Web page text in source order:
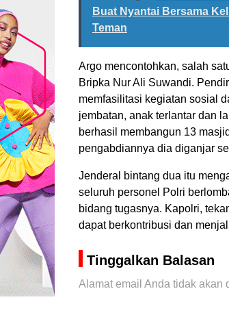
Buat Nyantai Bersama
Teman
Argo mencontohkan, salah
Bripka Nur Ali Suwandi.
memfasilitasi kegiatan sosial
jembatan, anak terlantar dan
berhasil membangun 13
pengabdiannya dia diganjar
Jenderal bintang dua itu
seluruh personel Polri
bidang tugasnya. Kapolri,
dapat berkontribusi dan
Tinggalkan Balasan
Alamat email Anda tidak akan